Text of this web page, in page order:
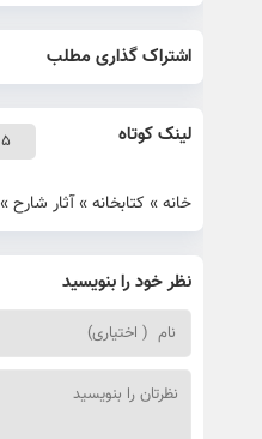
اشتراک گذاری مطلب
لینک کوتاه
خانه» کتابخانه»آثار شارح»
نظر خود را بنویسید